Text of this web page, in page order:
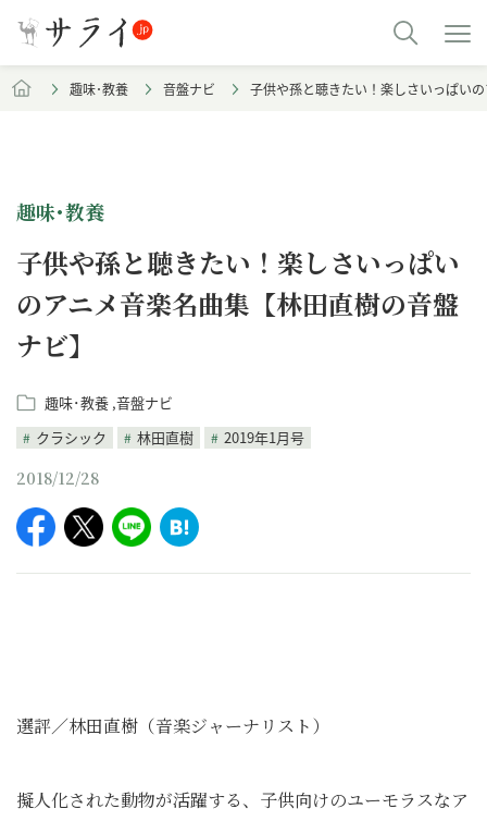
趣味･教養 音盤ナビ 子供や孫と聴きたい！楽しさいっぱい
趣味･教養
子供や孫と聴きたい！楽しさいっぱい
のアニメ音楽名曲集【林田直樹の音盤
ナビ】
趣味･教養 音盤ナビ
クラシック
林田直樹 2019年1月号
2018/12/28
選評／林田直樹（音楽ジャーナリスト）
擬人化された動物が活躍する、子供向けのユーモラスなア